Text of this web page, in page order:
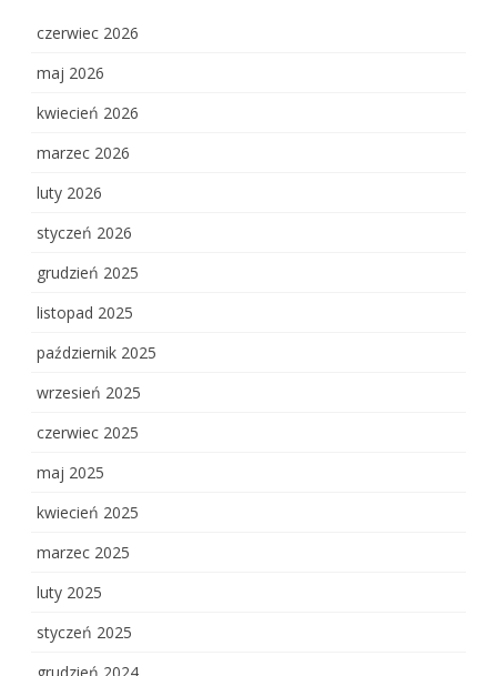
czerwiec 2026
maj 2026
kwiecień 2026
marzec 2026
luty 2026
styczeń 2026
grudzień 2025
listopad 2025
październik 2025
wrzesień 2025
czerwiec 2025
maj 2025
kwiecień 2025
marzec 2025
luty 2025
styczeń 2025